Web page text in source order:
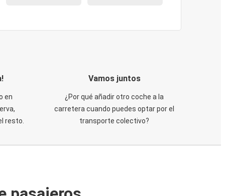
en
resto.
Vamos juntos
¿Por qué añadir otro coche a la
carretera cuando puedes optar por el
transporte colectivo?